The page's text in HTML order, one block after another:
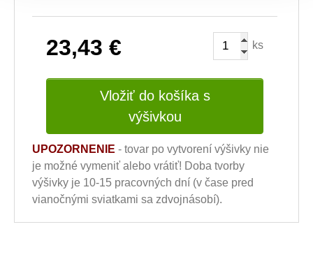
23,43 € ks
Vložiť do košíka s
výšivkou
UPOZORNENIE - tovar po vytvorení výšivky nie
je možné vymeniť alebo vrátiť! Doba tvorby
výšivky je 10-15 pracovných dní (v čase pred
vianočnými sviatkami sa zdvojnásobí).